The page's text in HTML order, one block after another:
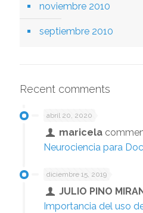
noviembre 2010
septiembre 2010
Recent comments
abril 20, 2020
maricela
Neurociencia para
diciembre 15, 2019
JULIO PINO
Importancia del uso